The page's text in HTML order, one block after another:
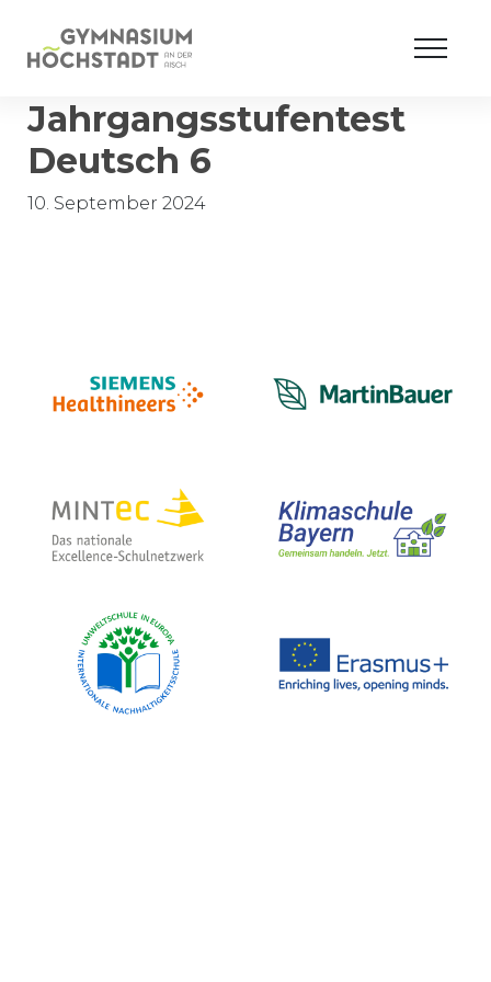
Jahrgangsstufentest
Deutsch 6
10. September 2024